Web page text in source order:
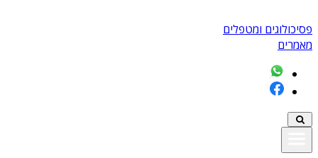
פסיכולוגים ומטפלים
מאמרים